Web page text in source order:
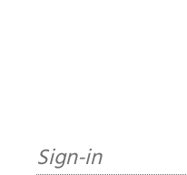
Sign-in